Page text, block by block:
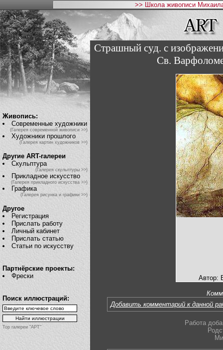
>> Школа живописи
Живопись:
Современные художники
(Галерея современной живописи >>)
Художники прошлого
(Галерея картин художников >>)
Другие ART-галереи
Скульптура
(Галерея скульптуры >>)
Прикладное искусство
(Галерея прикладного искусства >>)
Графика
(Галерея рисунка и графики >>)
Другое
Регистрация
Прислать работу
Личный кабинет
Прислать статью
Статьи по искусству
Партнёрские проекты:
Фрески
Поиск иллюстраций:
Top галереи "АРТ"
Страшный суд. с
Св.
Автор:
Добавить комментарий к данной
Работа